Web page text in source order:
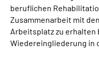
beruflichen
Zusammenarbeit mit den
Arbeitsplatz zu erhalten
Wiedereingliederung in